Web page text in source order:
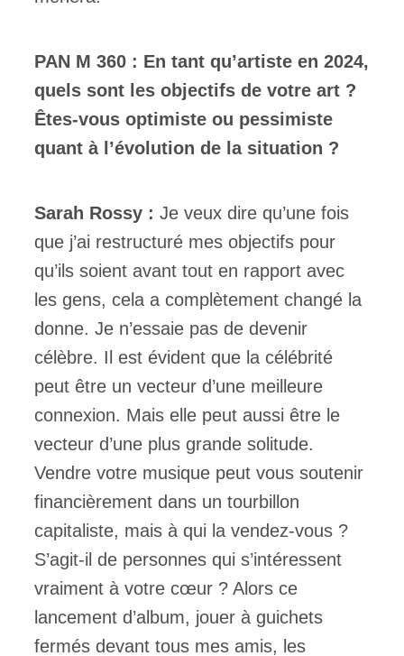
PAN M 360 : En tant qu’artiste en 2024,
quels sont les objectifs de votre art ?
Êtes-vous optimiste ou pessimiste
quant à l’évolution de la situation ?
Sarah Rossy : Je veux dire qu’une fois
que j’ai restructuré mes objectifs pour
qu’ils soient avant tout en rapport avec
les gens, cela a complètement changé la
donne. Je n’essaie pas de devenir
célèbre. Il est évident que la célébrité
peut être un vecteur d’une meilleure
connexion. Mais elle peut aussi être le
vecteur d’une plus grande solitude.
Vendre votre musique peut vous soutenir
financièrement dans un tourbillon
capitaliste, mais à qui la vendez-vous ?
S’agit-il de personnes qui s’intéressent
vraiment à votre cœur ? Alors ce
lancement d’album, jouer à guichets
fermés devant tous mes amis, les